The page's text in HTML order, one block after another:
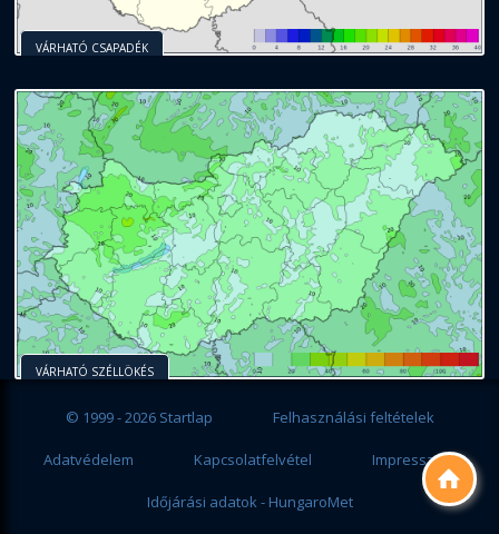

VÁRHATÓ CSAPADÉK
VÁRHATÓ SZÉLLÖKÉS
© 1999 - 2026 Startlap Felhasználási feltételek
Adatvédelem Kapcsolatfelvétel Impresszum
Időjárási adatok - HungaroMet